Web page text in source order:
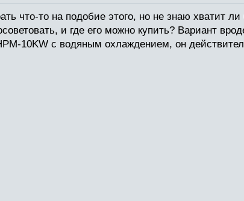
что-то на подобие этого, но не знаю хватит
и где его можно купить? Вариант
10KW с водяным охлаждением, он